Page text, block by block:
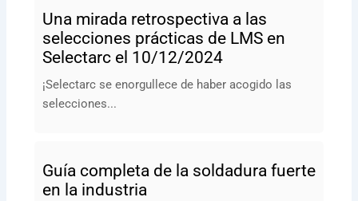
Una mirada retrospectiva a las
selecciones prácticas de LMS en
Selectarc el 10/12/2024
¡Selectarc se enorgullece de haber acogido las
selecciones...
Guía completa de la soldadura fuerte
en la industria